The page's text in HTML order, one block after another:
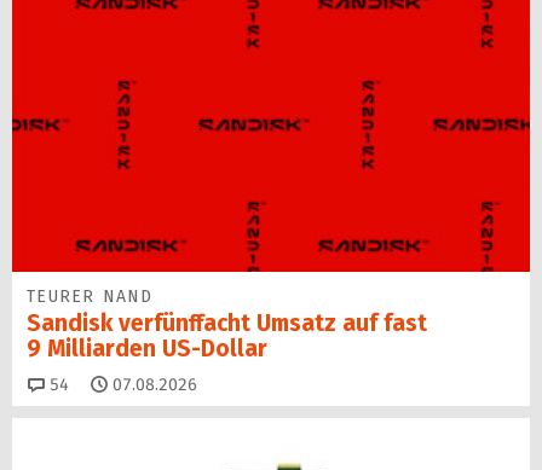
TEURER NAND
Sandisk verfünffacht Umsatz auf fast
9 Milliarden US-Dollar
54 Kommentare
07.08.2026